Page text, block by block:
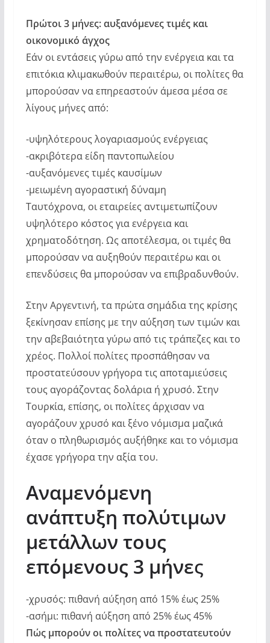
Πρώτοι 3 μήνες: αυξανόμενες τιμές και
οικονομικό άγχος
Εάν οι εντάσεις γύρω από την ενέργεια και τα
επιτόκια κλιμακωθούν περαιτέρω, οι πολίτες θα
μπορούσαν να επηρεαστούν άμεσα μέσα σε
λίγους μήνες από:
-υψηλότερους λογαριασμούς ενέργειας
-ακριβότερα είδη παντοπωλείου
-αυξανόμενες τιμές καυσίμων
-μειωμένη αγοραστική δύναμη
Ταυτόχρονα, οι εταιρείες αντιμετωπίζουν
υψηλότερο κόστος για ενέργεια και
χρηματοδότηση. Ως αποτέλεσμα, οι τιμές θα
μπορούσαν να αυξηθούν περαιτέρω και οι
επενδύσεις θα μπορούσαν να επιβραδυνθούν.
Στην Αργεντινή, τα πρώτα σημάδια της κρίσης
ξεκίνησαν επίσης με την αύξηση των τιμών και
την αβεβαιότητα γύρω από τις τράπεζες και το
χρέος. Πολλοί πολίτες προσπάθησαν να
προστατεύσουν γρήγορα τις αποταμιεύσεις
τους αγοράζοντας δολάρια ή χρυσό. Στην
Τουρκία, επίσης, οι πολίτες άρχισαν να
αγοράζουν χρυσό και ξένο νόμισμα μαζικά
όταν ο πληθωρισμός αυξήθηκε και το νόμισμα
έχασε γρήγορα την αξία του.
Αναμενόμενη
ανάπτυξη πολύτιμων
μετάλλων τους
επόμενους 3 μήνες
-χρυσός: πιθανή αύξηση από 15% έως 25%
-ασήμι: πιθανή αύξηση από 25% έως 45%
Πώς μπορούν οι πολίτες να προστατευτούν